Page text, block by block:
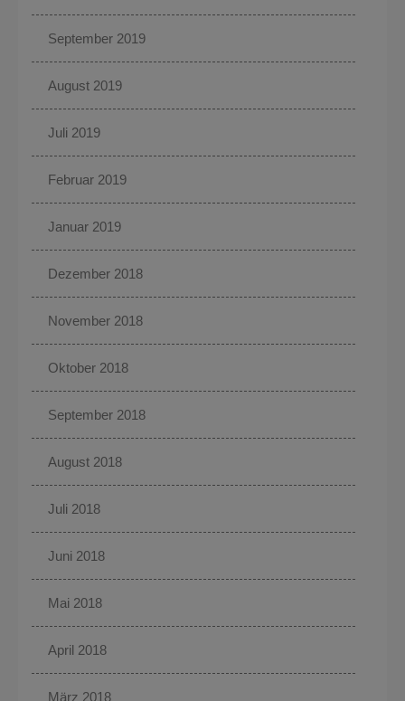
September 2019
August 2019
Juli 2019
Februar 2019
Januar 2019
Dezember 2018
November 2018
Oktober 2018
September 2018
August 2018
Juli 2018
Juni 2018
Mai 2018
April 2018
März 2018